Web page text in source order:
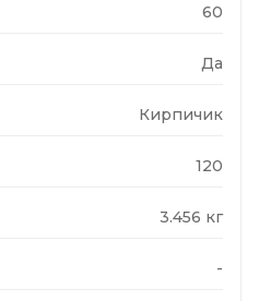
60
Да
Кирпичик
120
3.456 кг
-